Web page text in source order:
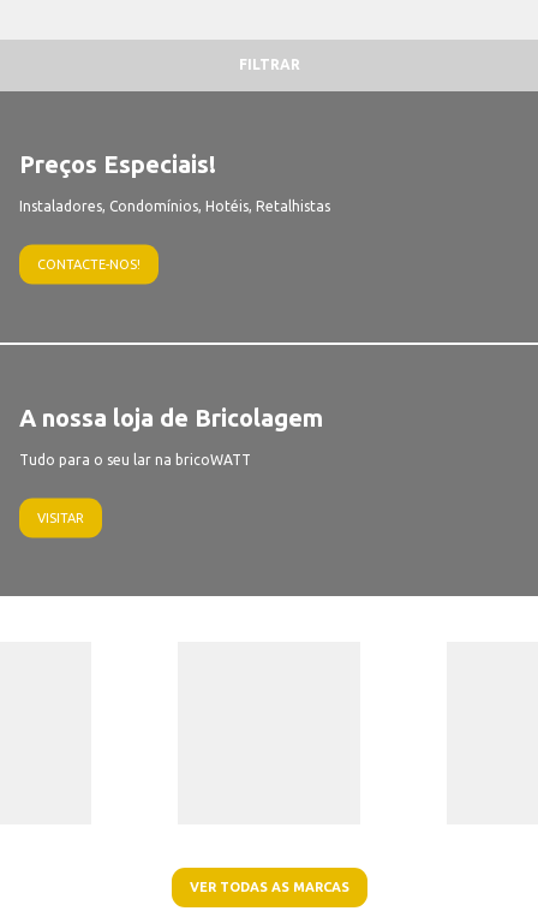
FILTRAR
Preços Especiais!
Instaladores, Condomínios, Hotéis, Retalhistas
CONTACTE-NOS!
A nossa loja de Bricolagem
Tudo para o seu lar na bricoWATT
VISITAR
VER TODAS AS MARCAS